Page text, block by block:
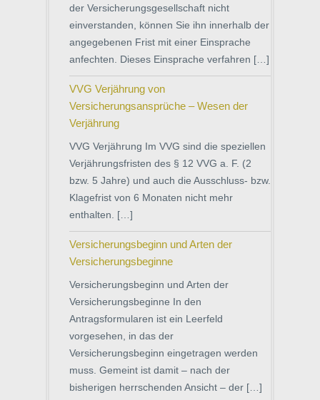
der Versicherungsgesellschaft nicht
einverstanden, können Sie ihn innerhalb der
angegebenen Frist mit einer Einsprache
anfechten. Dieses Einsprache verfahren […]
VVG Verjährung von
Versicherungsansprüche – Wesen der
Verjährung
VVG Verjährung Im VVG sind die speziellen
Verjährungsfristen des § 12 VVG a. F. (2
bzw. 5 Jahre) und auch die Ausschluss- bzw.
Klagefrist von 6 Monaten nicht mehr
enthalten. […]
Versicherungsbeginn und Arten der
Versicherungsbeginne
Versicherungsbeginn und Arten der
Versicherungsbeginne In den
Antragsformularen ist ein Leerfeld
vorgesehen, in das der
Versicherungsbeginn eingetragen werden
muss. Gemeint ist damit – nach der
bisherigen herrschenden Ansicht – der […]